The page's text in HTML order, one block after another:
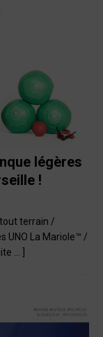
légères
!
terrain /
UNO La Mariole™ /
… ]